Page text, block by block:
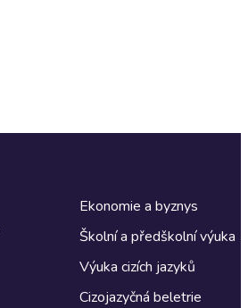
Ekonomie a byznys
Školní a předškolní výuka
Výuka cizích jazyků
Cizojazyčná beletrie